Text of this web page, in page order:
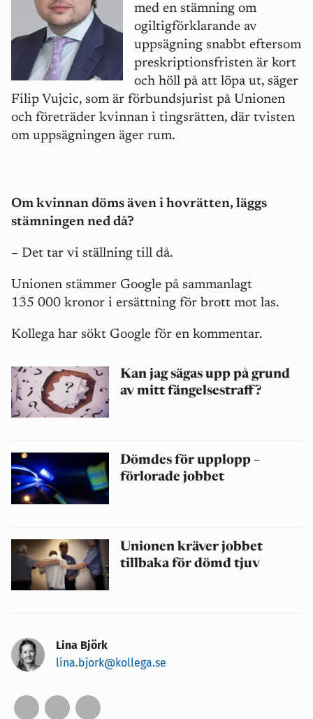
med en stämning om
ogiltigförklarande av
uppsägning snabbt eftersom
preskriptionsfristen är kort
och höll på att löpa ut, säger
Filip Vujcic, som är förbundsjurist på Unionen
och företräder kvinnan i tingsrätten, där tvisten
om uppsägningen äger rum.
Om kvinnan döms även i hovrätten, läggs
stämningen ned då?
– Det tar vi ställning till då.
Unionen stämmer Google på sammanlagt
135 000 kronor i ersättning för brott mot las.
Kollega har sökt Google för en kommentar.
Kan jag sägas upp på grund
av mitt fängelsestraff?
Dömdes för upplopp –
förlorade jobbet
Unionen kräver jobbet
tillbaka för dömd tjuv
Lina Björk
lina.bjork@kollega.se